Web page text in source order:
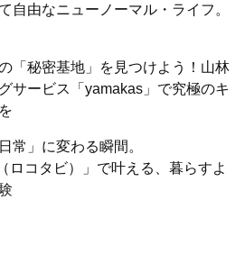
自由なニューノーマル・ライフ。
「秘密基地」を見つけよう！山林
サービス「yamakas」で究極のキ
常」に変わる瞬間。
ロコタビ）」で叶える、暮らすよ